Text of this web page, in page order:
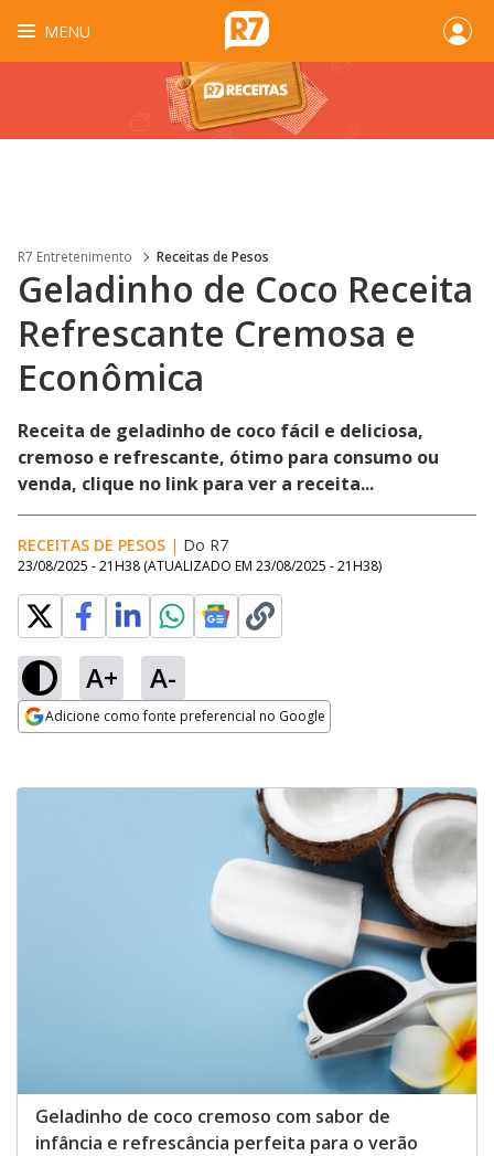
MENU
R7 Entretenimento Receitas de Pesos
Geladinho de Coco Receita
Refrescante Cremosa e
Econômica
Receita de geladinho de coco fácil e deliciosa,
cremoso e refrescante, ótimo para consumo ou
venda, clique no link para ver a receita...
RECEITAS DE PESOS | Do R7
23/08/2025 - 21H38 (ATUALIZADO EM 23/08/2025 - 21H38)
A+ A-
Adicione como fonte preferencial no Google
Geladinho de coco cremoso com sabor de
infância e refrescância perfeita para o verão